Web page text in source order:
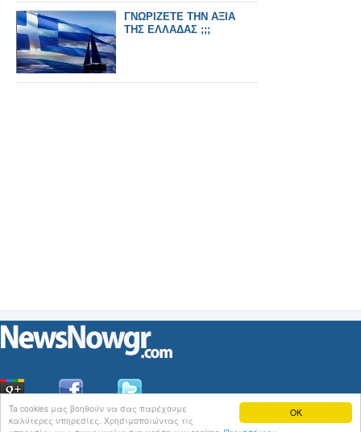
OK
Ta cookies μας βοηθούν να σας παρέχουμε
καλύτερες υπηρεσίες. Χρησιμοποιώντας τις
ΓΝΩΡΙΖΕΤΕ ΤΗΝ ΑΞΙΑ
ΤΗΣ ΕΛΛΑΔΑΣ ;;;
ΟιΕιδήσεις του NewsNowgr.com στοiNews